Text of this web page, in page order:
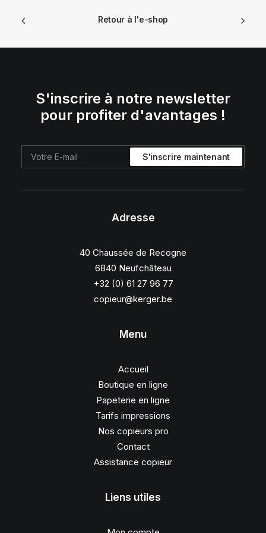
Retour à l'e-shop
S'inscrire à notre newsletter
pour profiter d'avantages !
Adresse
40 Chaussée de Recogne
6840 Neufchâteau
+32 (0) 61 27 96 77
copieur@kerger.be
Menu
Accueil
Boutique en ligne
Papeterie en ligne
Tarifs impressions
Nos copieurs pro
Contact
Assistance copieur
Liens utiles